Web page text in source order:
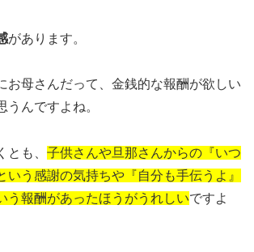
があります。
お母さんだって、金銭的な報酬が欲しい
うんですよね。
とも、 子供さんや旦那さんからの『いつ
いう感謝の気持ちや『自分も手伝うよ』
う報酬があったほうがうれしいですよ